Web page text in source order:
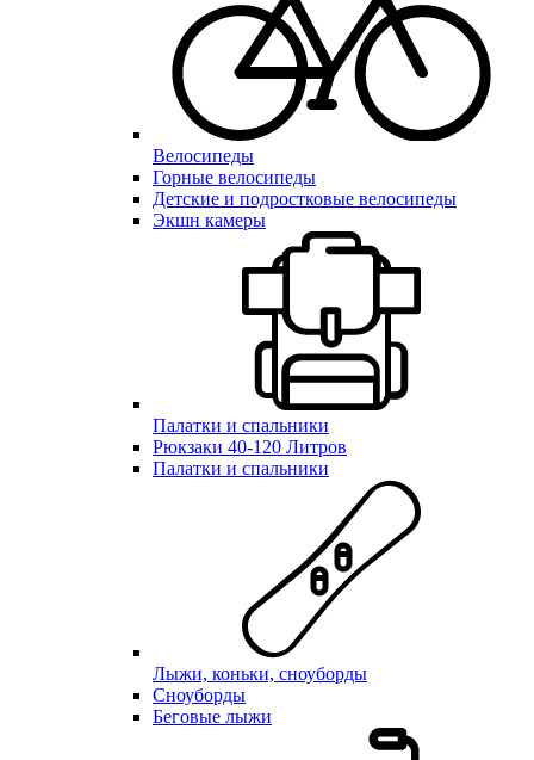
Велосипеды
Горные велосипеды
Детские и подростковые велосипеды
Экшн камеры
Палатки и спальники
Рюкзаки 40-120 Литров
Палатки и спальники
Лыжи, коньки, сноуборды
Сноуборды
Беговые лыжи